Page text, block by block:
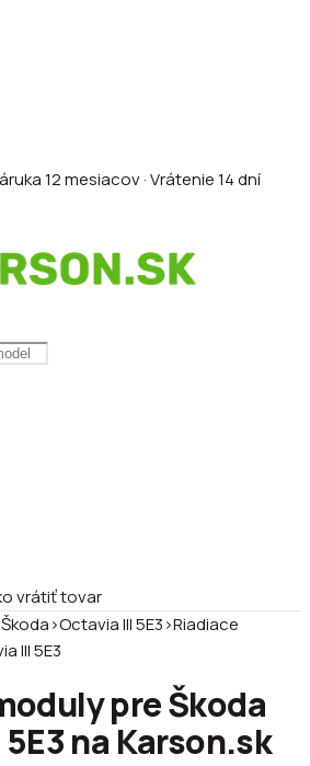
12 mesiacov · Vrátenie 14 dní
vrátiť tovar
Škoda›Octavia III 5E3›Riadiace
III 5E3
pre Škoda
na Karson.sk